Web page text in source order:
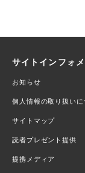
サイトインフォ
お知らせ
個人情報の取り扱いに
サイトマップ
読者プレゼント提供
提携メディア